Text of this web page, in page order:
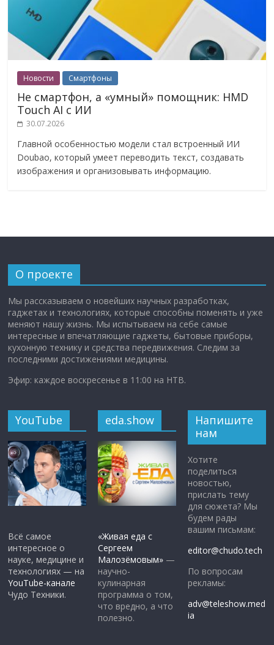
Новости Смартфоны
Не смартфон, а «умный» помощник: HMD
Touch AI с ИИ
30.07.2026
Главной особенностью модели стал встроенный ИИ
Doubao, который умеет переводить текст, создавать
изображения и организовывать информацию.
О проекте
Мы рассказываем о новейших научных разработках,
гаджетах и технологиях, которые способны поменять и уже
меняют нашу жизнь. Мы испытываем на себе самые
интересные и впечатляющие гаджеты, бытовые приборы,
кухонную технику и средства передвижения. Следим за
последними достижениями медицины.
Эфир: каждое воскресенье в 11:00 на НТВ.
YouTube
Всё самое
интересное о
науке, медицине и
технологиях — на
YouTube-канале
Чудо Техники.
eda.show
«Живая еда с
Сергеем
Малозёмовым» —
научно-
кулинарная
программа о том,
что вредно, а что
полезно.
Напишите
нам
Хотите
поделиться
новостью,
прислать тему
для сюжета? Мы
будем рады
вашим письмам:
editor@chudo.tech
По вопросам
рекламы:
adv@teleshow.med
ia